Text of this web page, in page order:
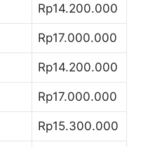
Rp14.200.000
Rp17.000.000
Rp14.200.000
Rp17.000.000
Rp15.300.000